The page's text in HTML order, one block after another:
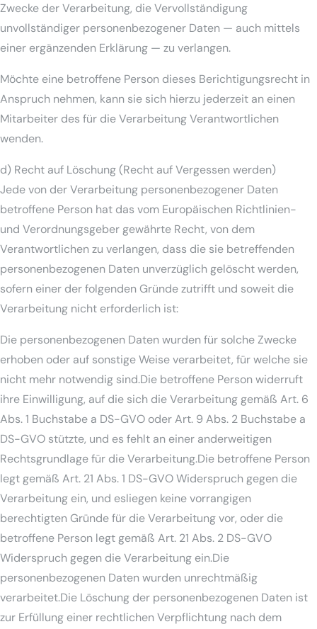
Zwecke der Verarbeitung, die Vervollständigung
unvollständiger personenbezogener Daten — auch mittels
einer ergänzenden Erklärung — zu verlangen.
Möchte eine betroffene Person dieses Berichtigungsrecht in
Anspruch nehmen, kann sie sich hierzu jederzeit an einen
Mitarbeiter des für die Verarbeitung Verantwortlichen
wenden.
d) Recht auf Löschung (Recht auf Vergessen werden)
Jede von der Verarbeitung personenbezogener Daten
betroffene Person hat das vom Europäischen Richtlinien-
und Verordnungsgeber gewährte Recht, von dem
Verantwortlichen zu verlangen, dass die sie betreffenden
personenbezogenen Daten unverzüglich gelöscht werden,
sofern einer der folgenden Gründe zutrifft und soweit die
Verarbeitung nicht erforderlich ist:
Die personenbezogenen Daten wurden für solche Zwecke
erhoben oder auf sonstige Weise verarbeitet, für welche sie
nicht mehr notwendig sind.Die betroffene Person widerruft
ihre Einwilligung, auf die sich die Verarbeitung gemäß Art. 6
Abs. 1 Buchstabe a DS-GVO oder Art. 9 Abs. 2 Buchstabe a
DS-GVO stützte, und es fehlt an einer anderweitigen
Rechtsgrundlage für die Verarbeitung.Die betroffene Person
legt gemäß Art. 21 Abs. 1 DS-GVO Widerspruch gegen die
Verarbeitung ein, und esliegen keine vorrangigen
berechtigten Gründe für die Verarbeitung vor, oder die
betroffene Person legt gemäß Art. 21 Abs. 2 DS-GVO
Widerspruch gegen die Verarbeitung ein.Die
personenbezogenen Daten wurden unrechtmäßig
verarbeitet.Die Löschung der personenbezogenen Daten ist
zur Erfüllung einer rechtlichen Verpflichtung nach dem